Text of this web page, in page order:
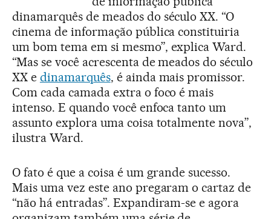
dinamarquês de meados do século XX. “O
cinema de informação pública constituiria
um bom tema em si mesmo”, explica Ward.
“Mas se você acrescenta de meados do século
XX e dinamarquês, é ainda mais promissor.
Com cada camada extra o foco é mais
intenso. E quando você enfoca tanto um
assunto explora uma coisa totalmente nova”,
ilustra Ward.
O fato é que a coisa é um grande sucesso.
Mais uma vez este ano pregaram o cartaz de
“não há entradas”. Expandiram-se e agora